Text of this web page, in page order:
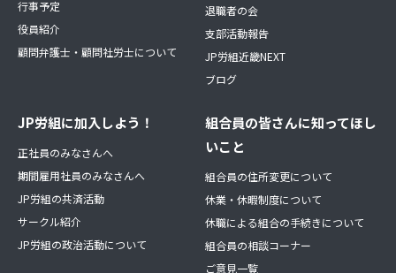
行事予定
役員紹介
顧問弁護士・顧問社労士について
退職者の会
支部活動報告
JP労組近畿NEXT
ブログ
JP労組に加入しよう！
正社員のみなさんへ
期間雇用社員のみなさんへ
JP労組の共済活動
サークル紹介
JP労組の政治活動について
組合員の皆さんに知ってほし
いこと
組合員の住所変更について
休業・休暇制度について
休職による組合の手続きについて
組合員の相談コーナー
ご意見一覧